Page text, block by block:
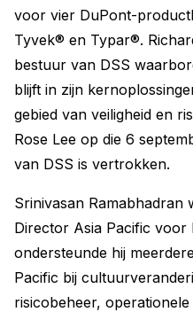
voor vier DuPont-
Tyvek® en Typar®.
bestuur van DSS
blijft in zijn
gebied van veiligheid en
Rose Lee op die 6
van DSS is vertrokken.
Srinivasan Ramabhadran
Director Asia Pacific voor
ondersteunde hij
Pacific bij
risicobeheer,